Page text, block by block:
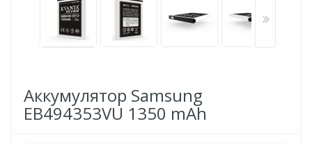
Аккумулятор Samsung
EB494353VU 1350 mAh